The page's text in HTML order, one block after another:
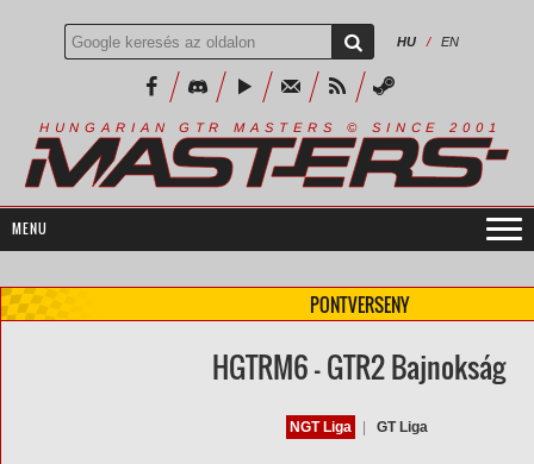
HU / EN
H U N G A R I A N G T R M A S T E R S © S I N C E 2 0 0 1
PONTVERSENY
HGTRM6 - GTR2 Bajnokság
NGT Liga GT Liga